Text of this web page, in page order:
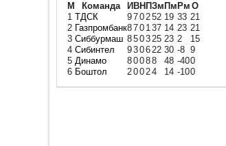
М Команда И ВН ПЗм Пм Рм О
1 ТДСК 970252 19 33 21
2 Газпромбанк870 137 14 23 21
3 Сиббурмаш 850325 23 2
15
4 Сибинтел 930622 30 -8 9
5 Динамо 80088 48 -400
6 Боштол 20024 14 -100